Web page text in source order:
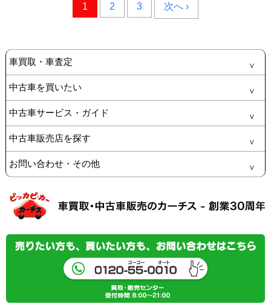
1 2 3 次へ ›
車買取・車査定
中古車を買いたい
中古車サービス・ガイド
中古車販売店を探す
お問い合わせ・その他